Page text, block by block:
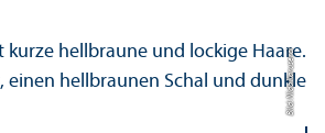
Bild: Nida Karuserci